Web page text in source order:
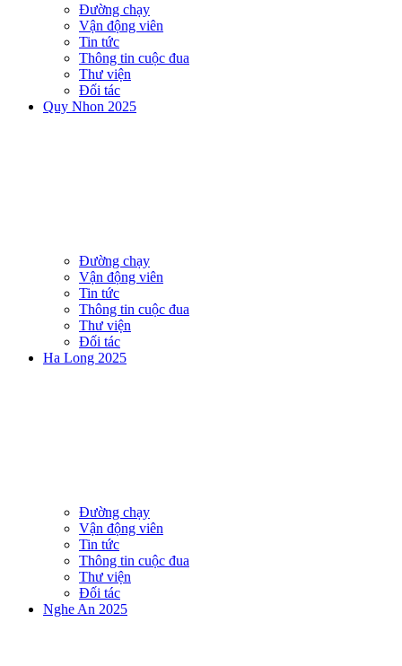
Đường chạy
Vận động viên
Tin tức
Thông tin cuộc đua
Thư viện
Đối tác
Quy Nhon 2025
Đường chạy
Vận động viên
Tin tức
Thông tin cuộc đua
Thư viện
Đối tác
Ha Long 2025
Đường chạy
Vận động viên
Tin tức
Thông tin cuộc đua
Thư viện
Đối tác
Nghe An 2025